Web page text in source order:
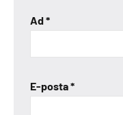
Ad*
E-posta*